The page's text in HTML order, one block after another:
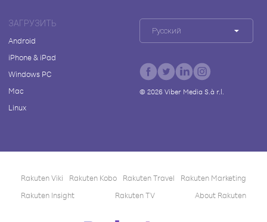
ЗАГРУЗИТЬ
Android
iPhone & iPad
Windows PC
Mac
Linux
Русский
© 2026Viber Media S.à r.l.
Rakuten Viki Rakuten Kobo Rakuten Travel
Rakuten Marketing
Rakuten Insight
Rakuten TV About Rakuten